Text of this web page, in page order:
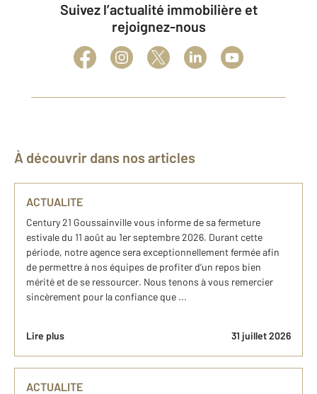
Suivez l’actualité immobilière et
rejoignez-nous
À découvrir dans nos articles
ACTUALITE
Century 21 Goussainville vous informe de sa fermeture
estivale du 11 août au 1er septembre 2026. Durant cette
période, notre agence sera exceptionnellement fermée afin
de permettre à nos équipes de profiter d’un repos bien
mérité et de se ressourcer. Nous tenons à vous remercier
sincèrement pour la confiance que ...
Lire plus 31 juillet 2026
ACTUALITE